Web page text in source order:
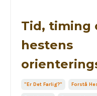
Tid, timing
hestens
"er Det Farlig?" Forstå